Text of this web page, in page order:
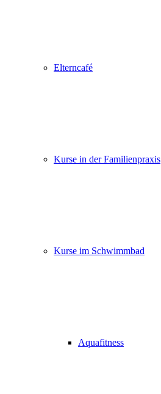
Elterncafé
Kurse in der Familienpraxis
Kurse im Schwimmbad
Aquafitness